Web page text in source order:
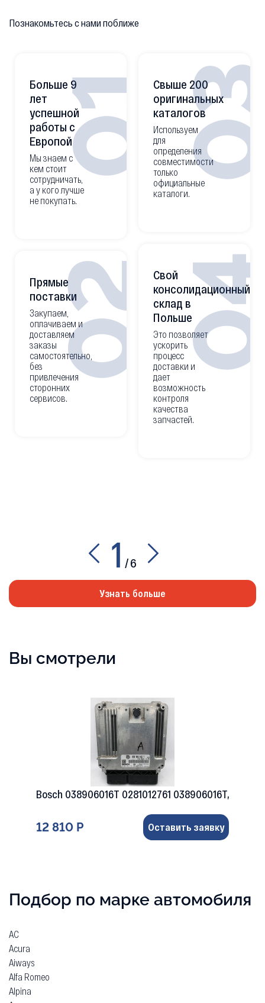
Познакомьтесь с нами поближе
01
Больше 9
лет
успешной
работы с
Европой
Мы знаем с
кем стоит
сотрудничать,
а у кого лучше
не покупать.
02
Прямые
поставки
Закупаем,
оплачиваем и
доставляем
заказы
самостоятельно,
без
привлечения
сторонних
сервисов.
Свыше 200
оригинальных
каталогов
Используем
для
определения
совместимости
только
официальные
каталоги.
Свой
консолидационный
склад в
Польше
Это позволяет
ускорить
процесс
доставки и
дает
возможность
контроля
качества
запчастей.
1 /6
Узнать больше
Вы смотрели
Bosch 038906016T 0281012761 038906016T,
12 810 Р Оставить заявку
Подбор по марке автомобиля
AC
Acura
Aiways
Alfa Romeo
Alpina